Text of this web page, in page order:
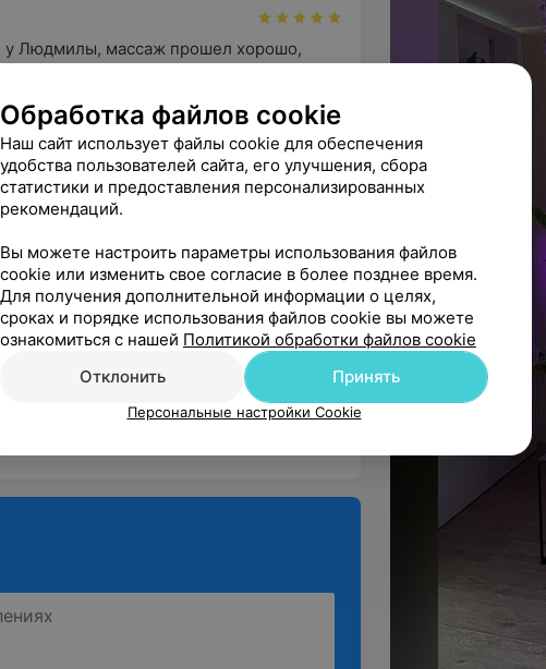
Людмилы, массаж прошел хорошо,
акцентом проработала ча...
Источник Yclients
процедуру жидкой плазмы для
прошли легко и быстро ...
тела Источник Yclients
божественные!!! Получил кайф! Идут на
будем встр...
Обработка файлов cookie
Наш сайт использует файлы cookie для обеспечения
удобства пользователей сайта, его улучшения, сбора
статистики и предоставления персонализированных
рекомендаций.
Вы можете настроить параметры использования файлов
cookie или изменить свое согласие в более позднее время.
Для получения дополнительной информации о целях,
сроках и порядке использования файлов cookie вы можете
ознакомиться с нашей Политикой обработки файлов cookie
Отклонить
Принять
Персональные настройки Cookie